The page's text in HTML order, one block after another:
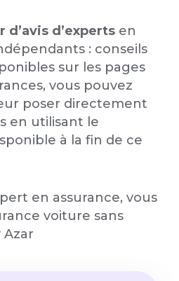
d’avis d’experts en
: conseils
sur les pages
vous pouvez
poser directement
en utilisant le
à la fin de ce
en assurance, vous
voiture sans
Azar